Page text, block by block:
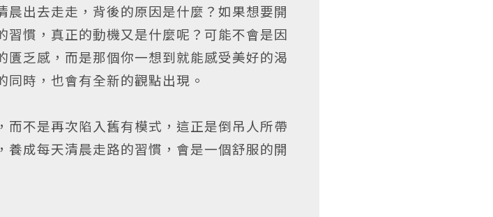
晨出去走走，背後的原因是什麼？如果想要開
習慣，真正的動機又是什麼呢？可能不會是因
匱乏感，而是那個你一想到就能感受美好的渴
同時，也會有全新的觀點出現。
而不是再次陷入舊有模式，這正是倒吊人所帶
養成每天清晨走路的習慣，會是一個舒服的開